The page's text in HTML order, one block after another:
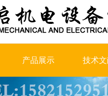
产品展示 技术